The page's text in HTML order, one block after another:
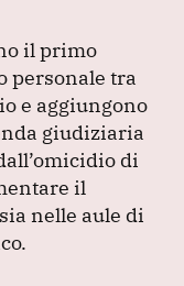
il primo
personale tra
e aggiungono
giudiziaria
di
il
nelle aule di